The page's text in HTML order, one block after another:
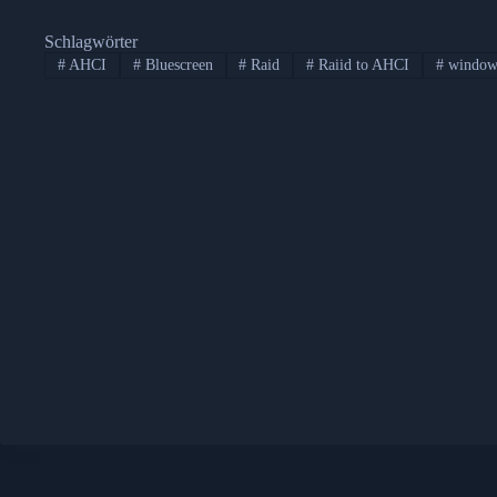
Schlagwörter
#AHCI #Bluescreen # Raid # Raiid to AHCI #